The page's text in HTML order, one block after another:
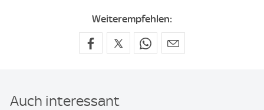
Weiterempfehlen:
Auch interessant